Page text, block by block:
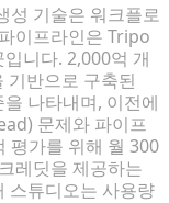
성 기술은 워크플로
이프라인은 Tripo
니다. 2,000억 개
반으로 구축된
나타내며, 이전에
문제와 파이프
평가를 위해 월 300
레딧을 제공하는
스튜디오는 사용량